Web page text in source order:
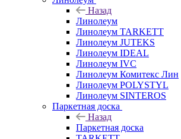
Назад
Линолеум
Линолеум TARKETT
Линолеум JUTEKS
Линолеум IDEAL
Линолеум IVC
Линолеум Комитекс Лин
Линолеум POLYSTYL
Линолеум SINTEROS
Паркетная доска
Назад
Паркетная доска